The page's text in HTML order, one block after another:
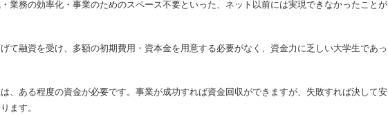
業務の効率化・事業のためのスペース不要といった、ネット以前には実現できなかったことが
て融資を受け、多額の初期費用・資本金を用意する必要がなく、資金力に乏しい大学生であっ
、ある程度の資金が必要です。事業が成功すれば資金回収ができますが、失敗すれば決して安
ます。